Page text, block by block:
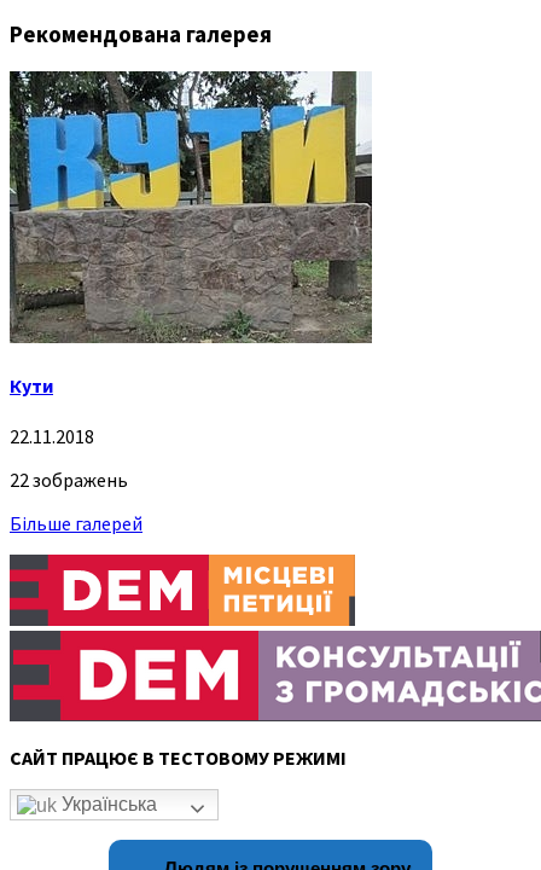
Рекомендована галерея
Кути
22.11.2018
22 зображень
Більше галерей
САЙТ ПРАЦЮЄ В ТЕСТОВОМУ РЕЖИМІ
Українська